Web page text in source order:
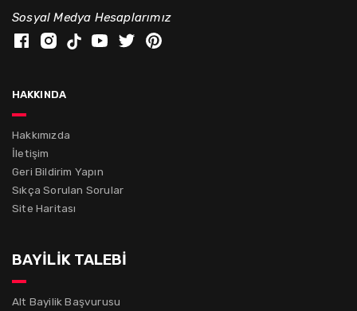
Sosyal Medya Hesaplarımız
hakkında
Hakkımızda
İletişim
Geri Bildirim Yapın
Sıkça Sorulan Sorular
Site Haritası
BAYİLİK TALEBİ
Alt Bayilik Başvurusu